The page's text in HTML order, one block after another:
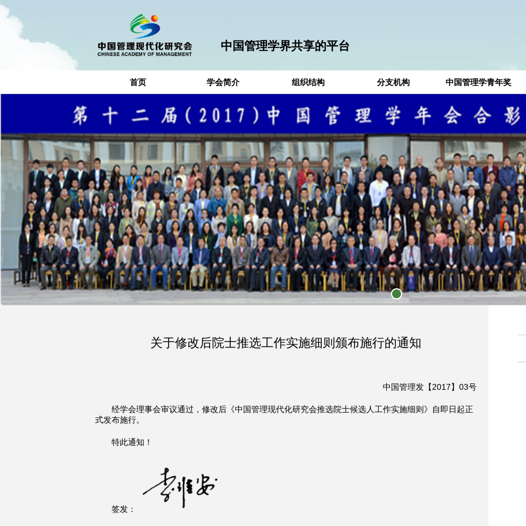
中国管理学界共享的平台
首页 学会简介 组织结构 分支机构 中国管理学青年奖
关于修改后院士推选工作实施细则颁布施行的通知
中国管理发【2017】03号
经学会理事会审议通过，修改后《中国管理现代化研究会推选院士候选人工作实施细则》自即日起正
式发布施行。
特此通知！
签发：